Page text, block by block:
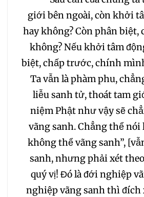
giới bên ngoài, còn khởi
hay không? Còn phân biệt,
không? Nếu khởi tâm
biệt, chấp trước, chính
Ta vẫn là phàm phu,
liễu sanh tử, thoát tam
niệm Phật như vậy sẽ
vãng sanh. Chẳng thể nói
không thể vãng sanh”,
sanh, nhưng phải xét
quý vị! Đó là đới nghiệp
nghiệp vãng sanh thì đích